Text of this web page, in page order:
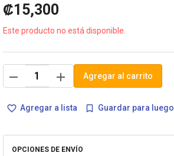
₡15,300
Este producto no está disponible.
remove add Agregar al carrito
favorite_border Agregar a lista bookmark_border Guardar para luego
OPCIONES DE ENVÍO